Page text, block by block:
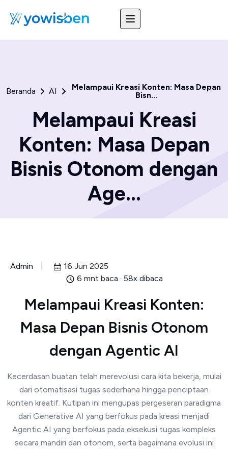
Beranda AI
Melampaui Kreasi Konten: Masa Depan
Bisn...
Melampaui Kreasi
Konten: Masa Depan
Bisnis Otonom dengan
Age...
Admin
16 Jun 2025
6 mnt baca · 58x dibaca
Melampaui Kreasi Konten:
Masa Depan Bisnis Otonom
dengan Agentic AI
Kecerdasan buatan telah merevolusi cara kita bekerja, mulai
dari otomatisasi tugas sederhana hingga penciptaan
konten kreatif. Kutipan ini mengupas pergeseran paradigma
dari Generative AI yang berfokus pada kreasi menjadi
Agentic AI yang berfokus pada eksekusi tugas kompleks
secara mandiri dan otonom, serta bagaimana evolusi ini